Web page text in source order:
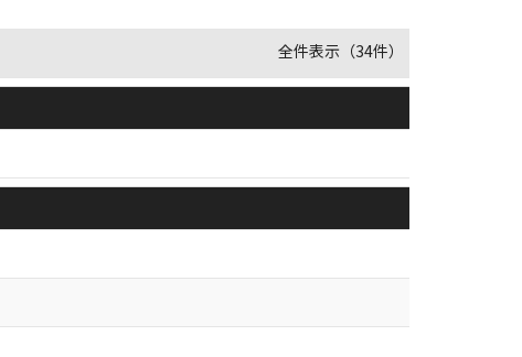
全件表示（34件）